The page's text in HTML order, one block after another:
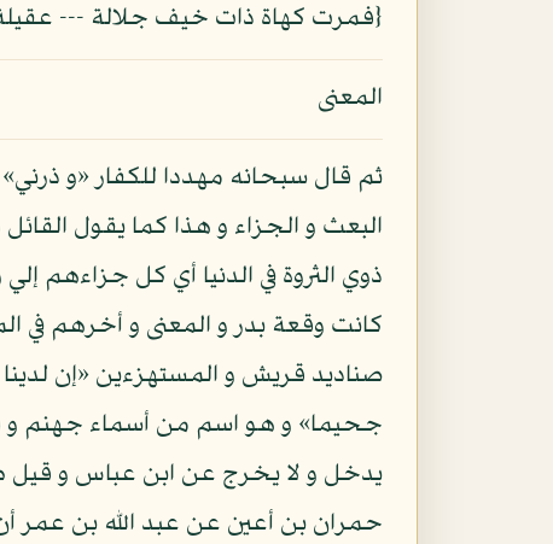
{فمرت كهاة ذات خيف جلالة ---
المعنى
ثم قال سبحانه مهددا للكفار «و
البعث و الجزاء و هذا كما يقول
ذوي الثروة في الدنيا أي كل جزاءهم
كانت وقعة بدر و المعنى و أخرهم في
صناديد قريش و المستهزءين «إن لدينا
جحيما» و هو اسم من أسماء جهنم و
يدخل و لا يخرج عن ابن عباس و قيل
حمران بن أعين عن عبد الله بن عمر أن